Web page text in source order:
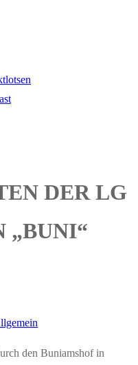
DER LG
„BUNI“
den Buniamshof in